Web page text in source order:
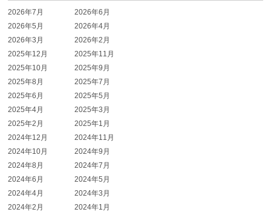
2026年7月
2026年6月
2026年5月
2026年4月
2026年3月
2026年2月
2025年12月
2025年11月
2025年10月
2025年9月
2025年8月
2025年7月
2025年6月
2025年5月
2025年4月
2025年3月
2025年2月
2025年1月
2024年12月
2024年11月
2024年10月
2024年9月
2024年8月
2024年7月
2024年6月
2024年5月
2024年4月
2024年3月
2024年2月
2024年1月